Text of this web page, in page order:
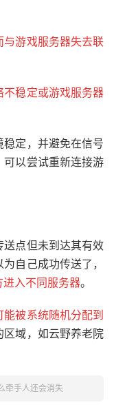
与游戏服务器失去联
不稳定或游戏服务器
稳定，并避免在信号
可以尝试重新连接游
点但未到达其有效
自己成功传送了，
进入不同服务器。
能被系统随机分配到
域，如云野养老院
牵手人还会消失